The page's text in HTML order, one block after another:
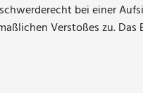
bei einer
Verstoßes zu.